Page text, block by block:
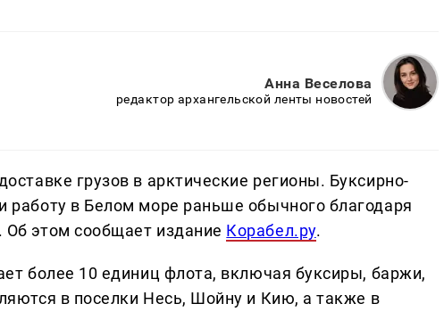
Анна Веселова
редактор архангельской ленты новостей
грузов в арктические регионы. Буксирно-
в Белом море раньше обычного благодаря
этом сообщает издание Корабел.ру.
более 10 единиц флота, включая буксиры, баржи,
в поселки Несь, Шойну и Кию, а также в